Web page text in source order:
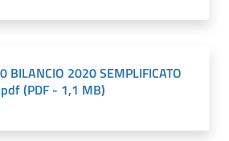
BILANCIO 2020 SEMPLIFICATO
(PDF - 1,1 MB)